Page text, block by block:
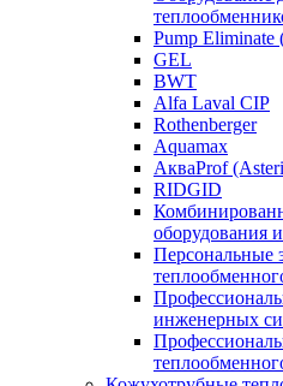
Pump Eliminate
GEL
BWT
Alfa Laval CIP
Rothenberger
Aquamax
АкваProf
RIDGID
оборудования
Персональные
инженерных